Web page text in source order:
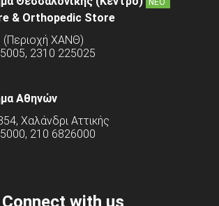
ΝΕΟ
& Orthopedic Store
(Περιοχή ΧΑΝΘ)
2310 225025
Αθηνών
Χαλάνδρι Αττικής
210 6826000